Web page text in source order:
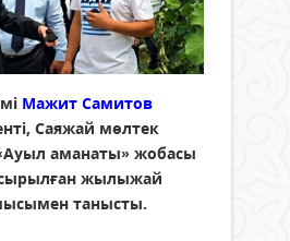
Мажит Самитов
Саяжай мөлтек
аманаты» жобасы
жылыжай
танысты.